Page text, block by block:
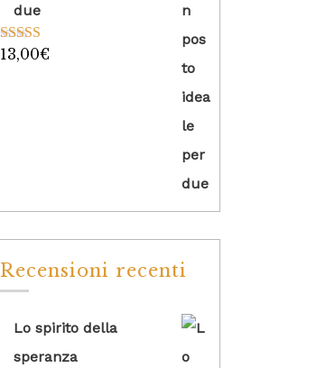
due
Valutato
13,00€
Recensioni recenti
Lo spirito della
speranza